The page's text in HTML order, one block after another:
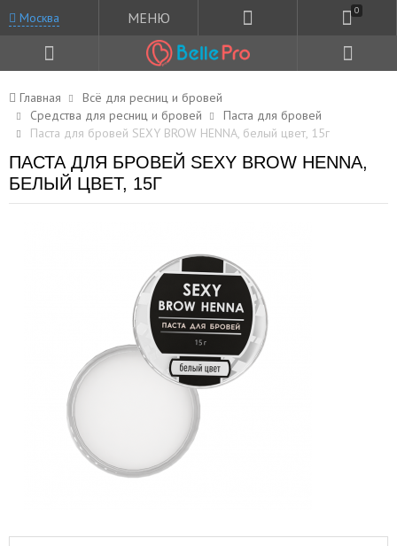
Москва МЕНЮ 0
Главная
Всё для ресниц и бровей
Средства для ресниц и бровей
Паста для бровей
Паста для бровей SEXY BROW HENNA, белый цвет, 15г
ПАСТА ДЛЯ БРОВЕЙ SEXY BROW HENNA,
БЕЛЫЙ ЦВЕТ, 15Г